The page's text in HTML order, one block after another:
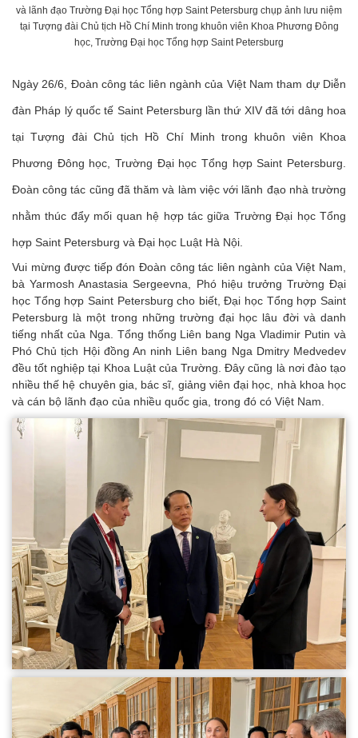
và lãnh đạo Trường Đại học Tổng hợp Saint Petersburg chụp ảnh lưu niệm
tại Tượng đài Chủ tịch Hồ Chí Minh trong khuôn viên Khoa Phương Đông
học, Trường Đại học Tổng hợp Saint Petersburg
Ngày 26/6, Đoàn công tác liên ngành của Việt Nam tham dự Diễn
đàn Pháp lý quốc tế Saint Petersburg lần thứ XIV đã tới dâng hoa
tại Tượng đài Chủ tịch Hồ Chí Minh trong khuôn viên Khoa
Phương Đông học, Trường Đại học Tổng hợp Saint Petersburg.
Đoàn công tác cũng đã thăm và làm việc với lãnh đạo nhà trường
nhằm thúc đẩy mối quan hệ hợp tác giữa Trường Đại học Tổng
hợp Saint Petersburg và Đại học Luật Hà Nội.
Vui mừng được tiếp đón Đoàn công tác liên ngành của Việt Nam,
bà Yarmosh Anastasia Sergeevna, Phó hiệu trưởng Trường Đại
học Tổng hợp Saint Petersburg cho biết, Đại học Tổng hợp Saint
Petersburg là một trong những trường đại học lâu đời và danh
tiếng nhất của Nga. Tổng thống Liên bang Nga Vladimir Putin và
Phó Chủ tịch Hội đồng An ninh Liên bang Nga Dmitry Medvedev
đều tốt nghiệp tại Khoa Luật của Trường. Đây cũng là nơi đào tạo
nhiều thế hệ chuyên gia, bác sĩ, giảng viên đại học, nhà khoa học
và cán bộ lãnh đạo của nhiều quốc gia, trong đó có Việt Nam.